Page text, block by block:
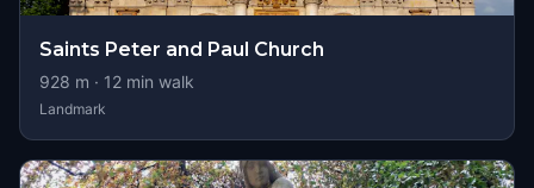
Saints Peter and Paul Church
928 m · 12 min walk
Landmark